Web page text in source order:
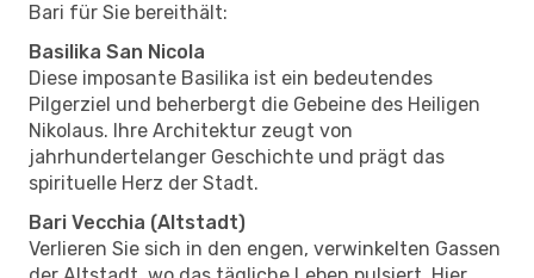
Bari für Sie bereithält:
Basilika San Nicola
Diese imposante Basilika ist ein bedeutendes
Pilgerziel und beherbergt die Gebeine des Heiligen
Nikolaus. Ihre Architektur zeugt von
jahrhundertelanger Geschichte und prägt das
spirituelle Herz der Stadt.
Bari Vecchia (Altstadt)
Verlieren Sie sich in den engen, verwinkelten Gassen